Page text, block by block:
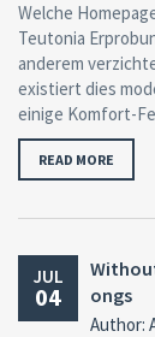
Welche
Teutonia
anderem
existiert dies
einige Komfort-
READ MORE
JUL
04
ongs
Author: